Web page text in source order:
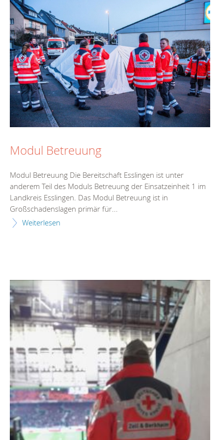
Modul Betreuung
Modul Betreuung Die Bereitschaft Esslingen ist unter
anderem Teil des Moduls Betreuung der Einsatzeinheit 1 im
Landkreis Esslingen. Das Modul Betreuung ist in
Großschadenslagen primär für...
Weiterlesen